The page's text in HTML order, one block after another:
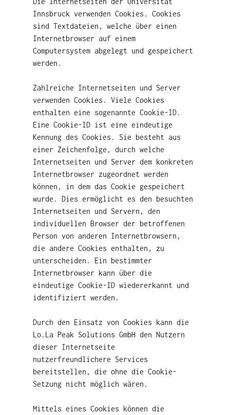
Innsbruck verwenden Cookies. Cookies
sind Textdateien, welche über einen
Internetbrowser auf einem
Computersystem abgelegt und gespeichert
werden.
Zahlreiche Internetseiten und Server
verwenden Cookies. Viele Cookies
enthalten eine sogenannte Cookie-ID.
Eine Cookie-ID ist eine eindeutige
Kennung des Cookies. Sie besteht aus
einer Zeichenfolge, durch welche
Internetseiten und Server dem konkreten
Internetbrowser zugeordnet werden
können, in dem das Cookie gespeichert
wurde. Dies ermöglicht es den besuchten
Internetseiten und Servern, den
individuellen Browser der betroffenen
Person von anderen Internetbrowsern,
die andere Cookies enthalten, zu
unterscheiden. Ein bestimmter
Internetbrowser kann über die
eindeutige Cookie-ID wiedererkannt und
identifiziert werden.
Durch den Einsatz von Cookies kann die
Lo.La Peak Solutions GmbH den Nutzern
dieser Internetseite
nutzerfreundlichere Services
bereitstellen, die ohne die Cookie-
Setzung nicht möglich wären.
Mittels eines Cookies können die